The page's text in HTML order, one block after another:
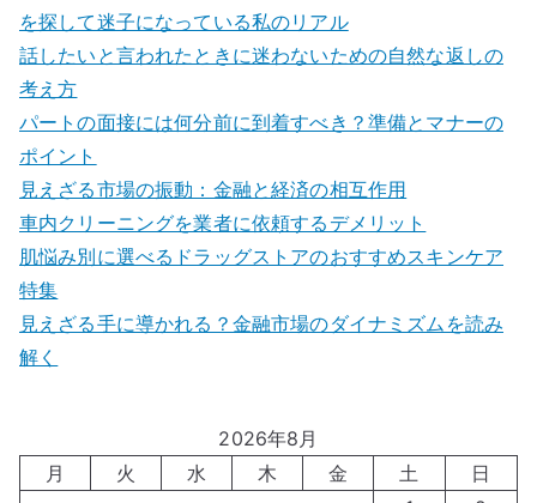
を探して迷子になっている私のリアル
話したいと言われたときに迷わないための自然な返しの
考え方
パートの面接には何分前に到着すべき？準備とマナーの
ポイント
見えざる市場の振動：金融と経済の相互作用
車内クリーニングを業者に依頼するデメリット
肌悩み別に選べるドラッグストアのおすすめスキンケア
特集
見えざる手に導かれる？金融市場のダイナミズムを読み
解く
2026年8月
月
火 水 木 金 土
日